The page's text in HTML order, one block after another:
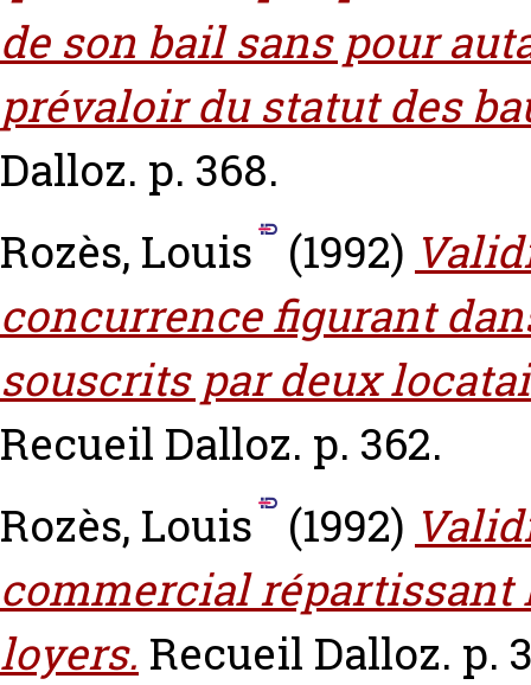
de son bail sans pour
prévaloir du statut des
Dalloz. p. 368.
Rozès, Louis
(1992)
concurrence figurant
souscrits par deux
Recueil Dalloz. p. 362.
Rozès, Louis
(1992)
commercial répartissant
loyers. Recueil Dalloz. p.